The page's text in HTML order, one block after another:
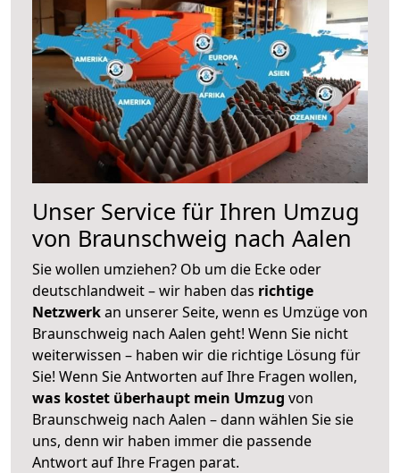
Unser Service für Ihren Umzug
von Braunschweig nach Aalen
Sie wollen umziehen? Ob um die Ecke oder
deutschlandweit – wir haben das richtige
Netzwerkan unserer Seite, wenn es Umzüge von
Braunschweig nach Aalen geht! Wenn Sie nicht
weiterwissen – haben wir die richtige Lösung für
Sie! Wenn Sie Antworten auf Ihre Fragen wollen,
was kostet überhaupt mein Umzug von
Braunschweig nach Aalen – dann wählen Sie sie
uns, denn wir haben immer die passende
Antwort auf Ihre Fragen parat.